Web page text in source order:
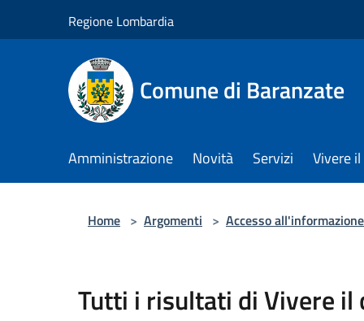
Regione Lombardia
Comune di Baranzate
Amministrazione Novità Servizi Vivere
Home > Argomenti > Accesso all'informazione
Tutti i risultati di Vivere il